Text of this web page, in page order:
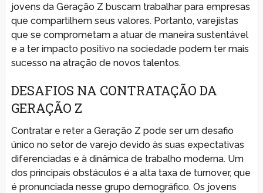
jovens da Geração Z buscam trabalhar para empresas
que compartilhem seus valores. Portanto, varejistas
que se comprometam a atuar de maneira sustentável
e a ter impacto positivo na sociedade podem ter mais
sucesso na atração de novos talentos.
DESAFIOS NA CONTRATAÇÃO DA
GERAÇÃO Z
Contratar e reter a Geração Z pode ser um desafio
único no setor de varejo devido às suas expectativas
diferenciadas e à dinâmica de trabalho moderna. Um
dos principais obstáculos é a alta taxa de turnover, que
é pronunciada nesse grupo demográfico. Os jovens